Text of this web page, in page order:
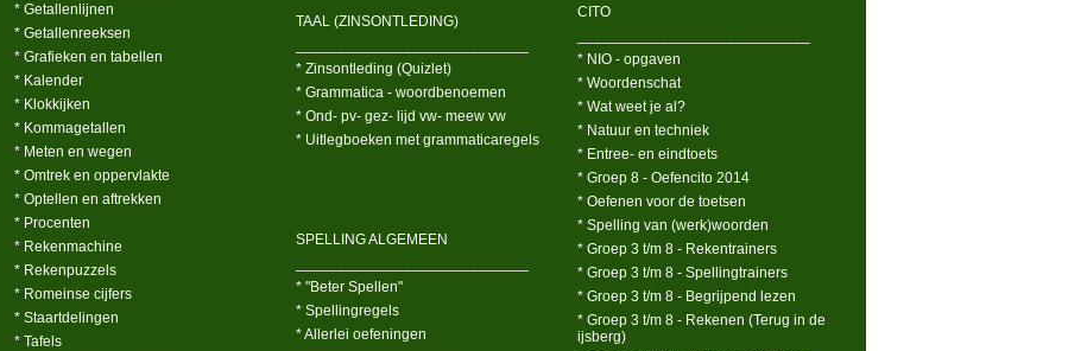
* Getallenlijnen
* Getallenreeksen
* Grafieken en tabellen
* Kalender
* Klokkijken
* Kommagetallen
* Meten en wegen
* Omtrek en oppervlakte
* Optellen en aftrekken
* Procenten
* Rekenmachine
* Rekenpuzzels
* Romeinse cijfers
* Staartdelingen
* Tafels
TAAL (ZINSONTLEDING)
* Zinsontleding (Quizlet)
* Grammatica - woordbenoemen
* Ond- pv- gez- lijd vw- meew vw
* Uitlegboeken met grammaticaregels
SPELLING ALGEMEEN
* "Beter Spellen"
* Spellingregels
* Allerlei oefeningen
CITO
* NIO - opgaven
* Woordenschat
* Wat weet je al?
* Natuur en techniek
* Entree- en eindtoets
* Groep 8 - Oefencito 2014
* Oefenen voor de toetsen
* Spelling van (werk)woorden
* Groep 3 t/m 8 - Rekentrainers
* Groep 3 t/m 8 - Spellingtrainers
* Groep 3 t/m 8 - Begrijpend lezen
* Groep 3 t/m 8 - Rekenen (Terug in de
ijsberg)